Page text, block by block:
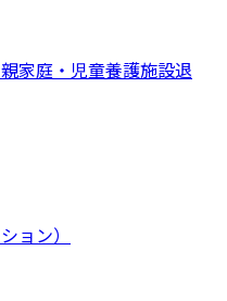
家庭・児童養護施設退
ョン）